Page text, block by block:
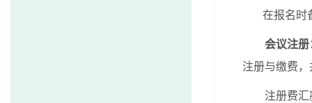
在报名时
会议注册
注册与缴费
注册费